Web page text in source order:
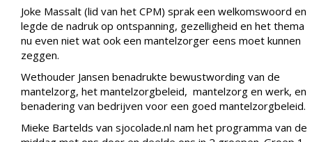
Joke Massalt (lid van het CPM) sprak een welkomswoord en
legde de nadruk op ontspanning, gezelligheid en het thema
nu even niet wat ook een mantelzorger eens moet kunnen
zeggen.
Wethouder Jansen benadrukte bewustwording van de
mantelzorg, het mantelzorgbeleid, mantelzorg en werk, en
benadering van bedrijven voor een goed mantelzorgbeleid.
Mieke Bartelds van sjocolade.nl nam het programma van de